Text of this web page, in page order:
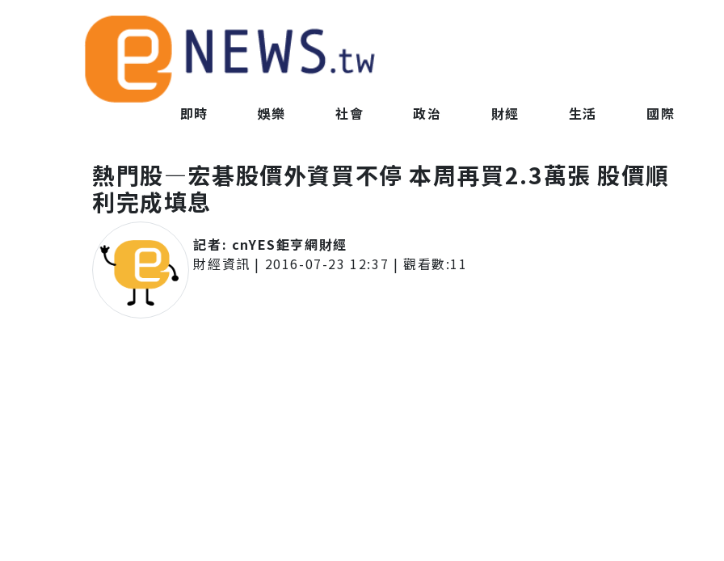
即時 娛樂 社會 政治 財經 生活 國際
熱門股—宏碁股價外資買不停 本周再買2.3萬張 股價順
利完成填息
記者: cnYES鉅亨網財經
財經資訊 | 2016-07-23 12:37 | 觀看數:11